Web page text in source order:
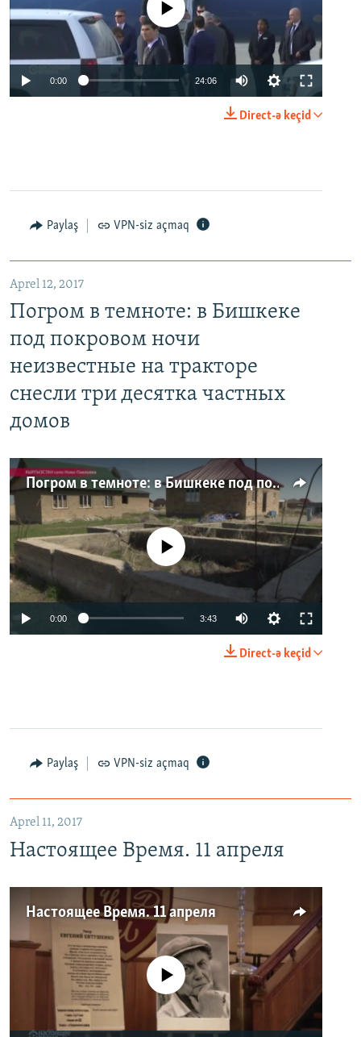
No media source currently available
0:00 24:06
Direct-ə keçid
Paylaş VPN-siz açmaq
Aprel 12, 2017
Погром в темноте: в Бишкеке
под покровом ночи
неизвестные на тракторе
снесли три десятка частных
домов
Погром в темноте: в Бишкеке под покровом ночи неизвестные на тракторе снесли три десятка частных домов
No media source currently available
0:00 3:43
Direct-ə keçid
Paylaş VPN-siz açmaq
Aprel 11, 2017
Настоящее Время. 11 апреля
Настоящее Время. 11 апреля
No media source currently available